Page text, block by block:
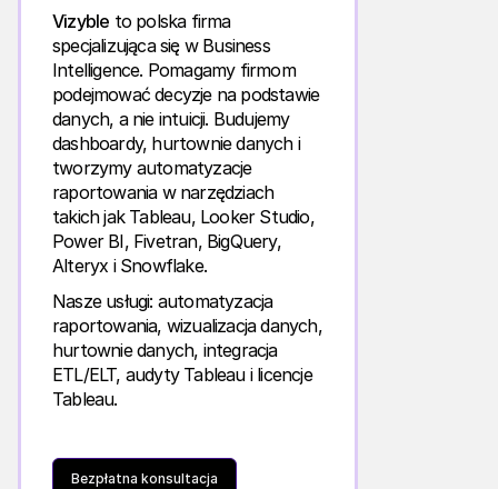
Vizyble to polska firma
specjalizująca się w Business
Intelligence. Pomagamy firmom
podejmować decyzje na podstawie
danych, a nie intuicji. Budujemy
dashboardy, hurtownie danych i
tworzymy automatyzacje
raportowania w narzędziach
takich jak Tableau, Looker Studio,
Power BI, Fivetran, BigQuery,
Alteryx i Snowflake.
Nasze usługi: automatyzacja
raportowania, wizualizacja danych,
hurtownie danych, integracja
ETL/ELT, audyty Tableau i licencje
Tableau.
Bezpłatna konsultacja